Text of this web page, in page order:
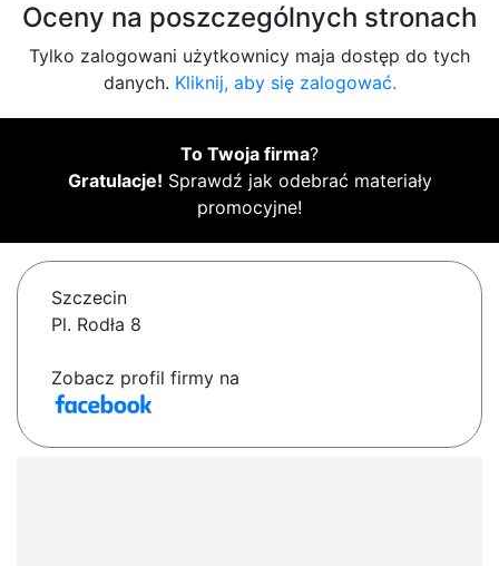
Oceny na poszczególnych stronach
Tylko zalogowani użytkownicy maja dostęp do tych
danych. Kliknij, aby się zalogować.
To Twoja firma?
Gratulacje! Sprawdź jak odebrać materiały
promocyjne!
Szczecin
Pl. Rodła 8
Zobacz profil firmy na